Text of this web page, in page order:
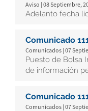
Aviso | 08 Septiembre,
Adelanto fecha
Comunicado
Comunicados | 07
Puesto de Bolsa
de información
Comunicado
Comunicados | 07